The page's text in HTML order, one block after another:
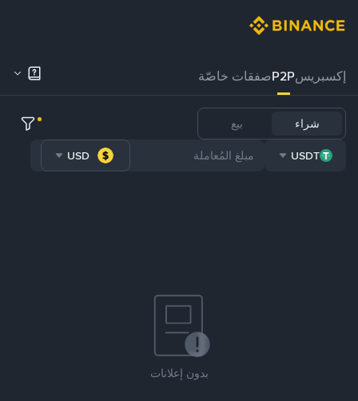
إكسبريسP2Pصفقات خاصّة
شراء بيع
USDT
USD
بدون إعلانات